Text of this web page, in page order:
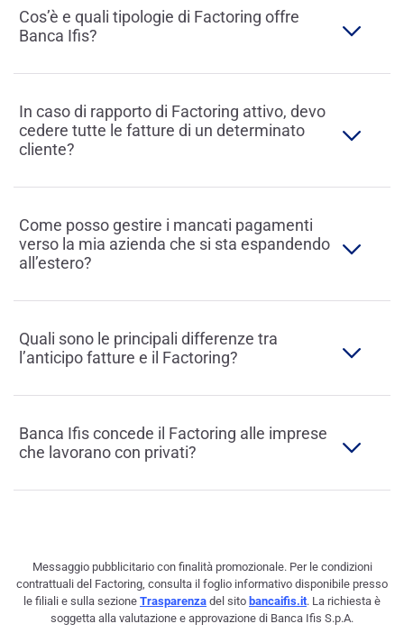
Cos’è e quali tipologie di Factoring offre
Banca Ifis?
In caso di rapporto di Factoring attivo, devo
cedere tutte le fatture di un determinato
cliente?
Come posso gestire i mancati pagamenti
verso la mia azienda che si sta espandendo
all’estero?
Quali sono le principali differenze tra
l’anticipo fatture e il Factoring?
Banca Ifis concede il Factoring alle imprese
che lavorano con privati?
Messaggio pubblicitario con finalità promozionale. Per le condizioni
contrattuali del Factoring, consulta il foglio informativo disponibile presso
le filiali e sulla sezione Trasparenza del sito bancaifis.it. La richiesta è
soggetta alla valutazione e approvazione di Banca Ifis S.p.A.